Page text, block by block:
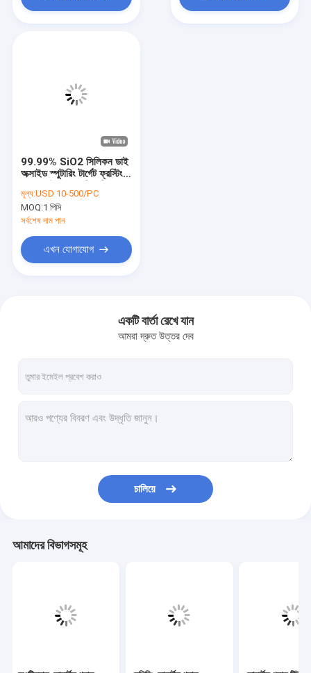
ভিআর শো
আমাদের সাথে যোগাযোগ
99.99% SiO2 সিলিকন ডাই
অক্সাইড স্পুটারিং টার্গেট ফ্রস্টিং
মূল্য:USD 10-500/PC
MOQ:1 পিসি
সর্বশেষ দাম পান
এখন যোগাযোগ
একটি বার্তা রেখে যান
আমরা দ্রুত উত্তর দেব
চালিয়ে
আমাদের বিভাগসমূহ